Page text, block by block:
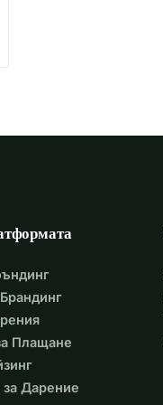
Плащане
Дарение